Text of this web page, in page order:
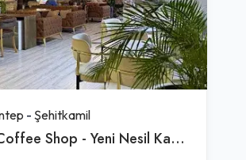
- Şehitkamil
Davinci Coffee Shop - Yeni Nesil Kahve Dükkanı